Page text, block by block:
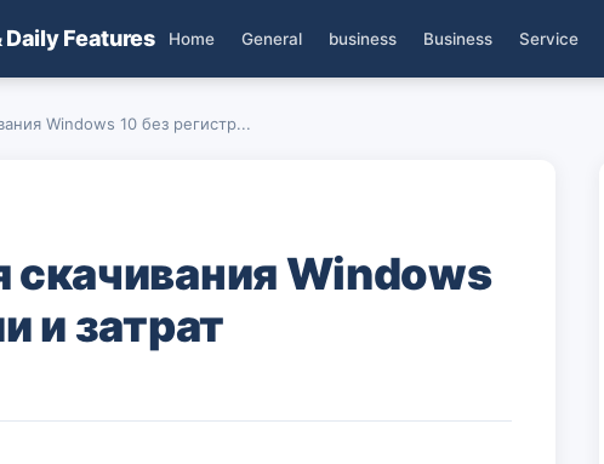
Features Home General business Business Service
Windows 10 без регистр...
Windows
и затрат